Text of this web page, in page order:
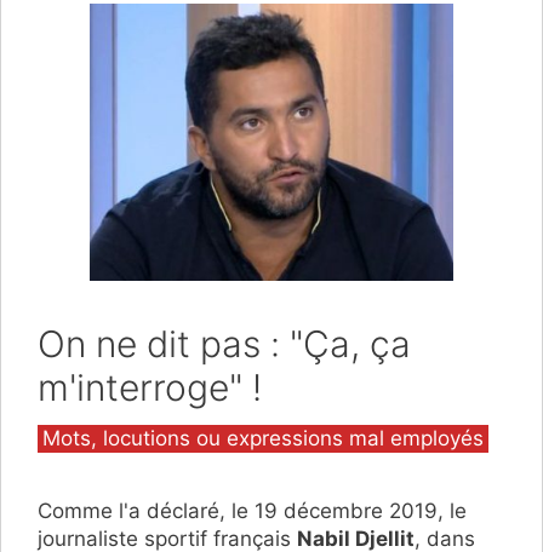
On ne dit pas : "Ça, ça
m'interroge" !
Catégories
Mots, locutions ou expressions mal employés
Comme l'a déclaré, le 19 décembre 2019, le
journaliste sportif français Nabil Djellit, dans